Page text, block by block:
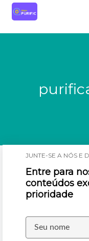
JUNTE-SE A NÓS E
Entre para
conteúdos
prioridade